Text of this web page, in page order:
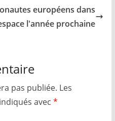
européens dans
l'année prochaine
pas publiée. Les
avec *